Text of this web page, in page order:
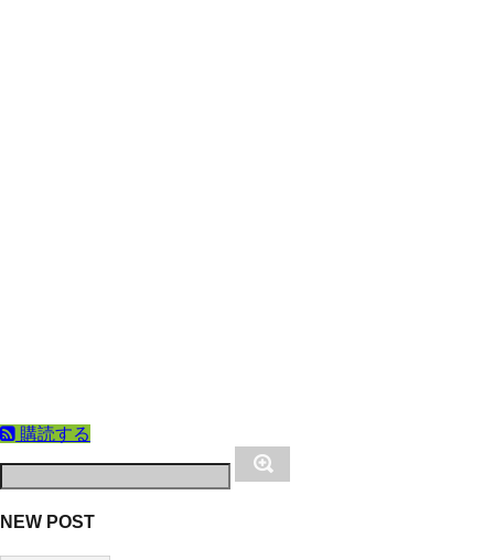
購読する
NEW POST